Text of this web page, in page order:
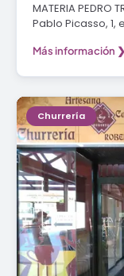
MATERIA
Pablo Picasso, 1,
Más información ❯
Churrería